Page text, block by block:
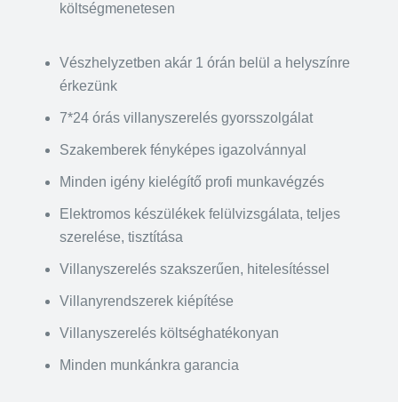
költségmenetesen
Vészhelyzetben akár 1 órán belül a helyszínre
érkezünk
7*24 órás villanyszerelés gyorsszolgálat
Szakemberek fényképes igazolvánnyal
Minden igény kielégítő profi munkavégzés
Elektromos készülékek felülvizsgálata, teljes
szerelése, tisztítása
Villanyszerelés szakszerűen, hitelesítéssel
Villanyrendszerek kiépítése
Villanyszerelés költséghatékonyan
Minden munkánkra garancia